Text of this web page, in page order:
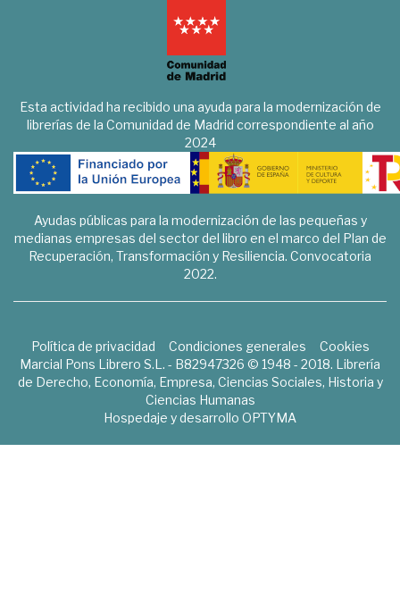
Esta actividad ha recibido una ayuda para la modernización de
librerías de la Comunidad de Madrid correspondiente al año
2024
Ayudas públicas para la modernización de las pequeñas y
medianas empresas del sector del libro en el marco del Plan de
Recuperación, Transformación y Resiliencia. Convocatoria
2022.
Política de privacidad Condiciones generales
Cookies
Marcial Pons Librero S.L. - B82947326 © 1948 - 2018. Librería
de Derecho, Economía, Empresa, Ciencias Sociales, Historia y
Ciencias Humanas
Hospedaje y desarrollo OPTYMA